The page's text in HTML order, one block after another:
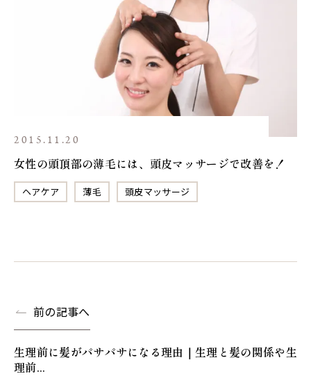
2015.11.20
女性の頭頂部の薄毛には、頭皮マッサージで改善を！
ヘアケア 薄毛 頭皮マッサージ
前の記事へ
生理前に髪がパサパサになる理由｜生理と髪の関係や生
理前...